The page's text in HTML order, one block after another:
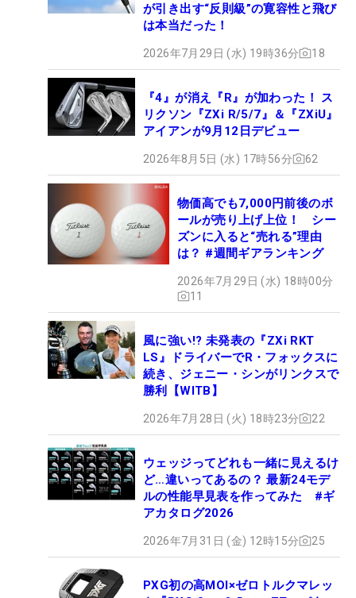
が引き出す“反則級”の寛容性と飛び
は本当だった！
2026年7月29日 (水) 19時36分 18
『4』が消え『R』が加わった！ ス
リクソン『ZXi R/5/7』＆『ZXiU』
アイアンが9月12日デビュー
2026年8月5日 (水) 17時56分 62
物価高でも7,000円前後のボ
ールが売り上げ上位！ シー
ズンに入ると“売れる”理由
は？ #週間ギアランキング
2026年7月29日 (水) 18時00分
11
風に強い!? 未発表の『ZXi RKT
LS』ドライバーでR・フォックスに
続き、ジェニー・シンがリンクスで
勝利【WITB】
2026年7月28日 (火) 18時23分 22
ウェッジってどれも一緒に見えるけ
ど…違いってあるの？ 最新24モデ
ルの性能早見表を作ってみた #ギ
アカタログ2026
2026年7月31日 (金) 12時15分 25
PXG初の高MOI×ゼロトルクマレッ